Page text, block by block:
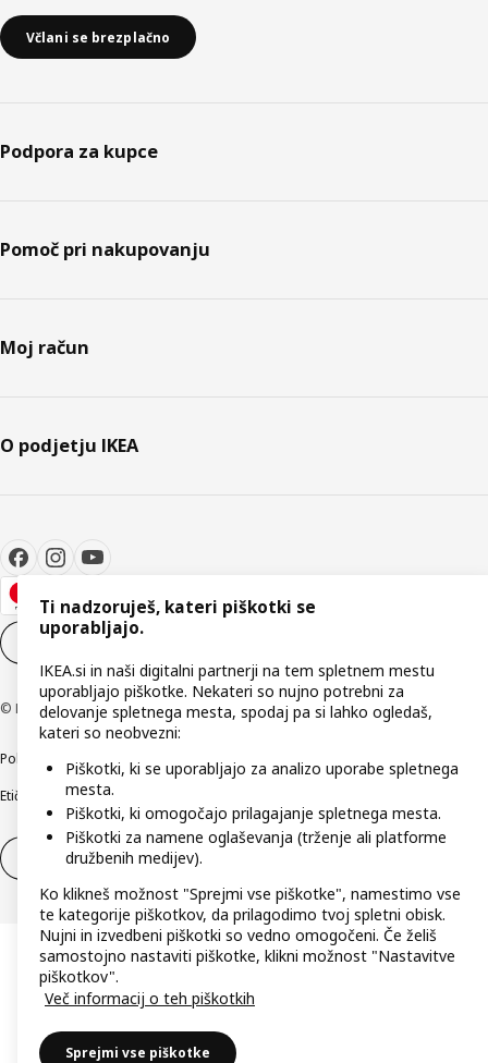
Včlani se brezplačno
Podpora za kupce
Pomoč pri nakupovanju
Moj račun
O podjetju IKEA
Nastavitve piškotkov
© Inter IKEA Systems B.V. 1999–2026
Politika zasebnosti Pravilnik o piškotkih Pogoji poslovanja
Podatki o podjetju
Etično odkrivanje varnostnih pomanjkljivosti
Odstop od pogodbe
Ti nadzoruješ, kateri piškotki se
uporabljajo.
IKEA.si in naši digitalni partnerji na tem spletnem mestu
uporabljajo piškotke. Nekateri so nujno potrebni za
delovanje spletnega mesta, spodaj pa si lahko ogledaš,
kateri so neobvezni:
Piškotki, ki se uporabljajo za analizo uporabe spletnega
mesta.
Piškotki, ki omogočajo prilagajanje spletnega mesta.
Piškotki za namene oglaševanja (trženje ali platforme
družbenih medijev).
Ko klikneš možnost "Sprejmi vse piškotke", namestimo vse
te kategorije piškotkov, da prilagodimo tvoj spletni obisk.
Nujni in izvedbeni piškotki so vedno omogočeni. Če želiš
samostojno nastaviti piškotke, klikni možnost "Nastavitve
piškotkov".
Več informacij o teh piškotkih
Sprejmi vse piškotke